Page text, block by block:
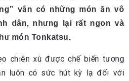
vẫn có những món ăn vô
dân, nhưng lại rất ngon và
món Tonkatsu.
chiên xù được chế biến tương
luôn có sức hút kỳ lạ đối với